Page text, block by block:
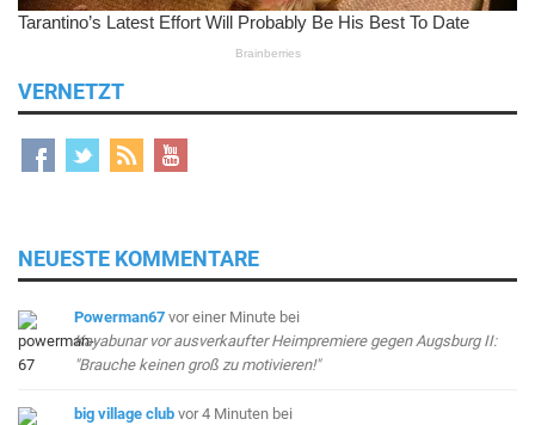
VERNETZT
NEUESTE KOMMENTARE
Powerman67 vor einer Minute bei
Kayabunar vor ausverkaufter Heimpremiere gegen Augsburg II:
"Brauche keinen groß zu motivieren!"
big village club vor 4 Minuten bei